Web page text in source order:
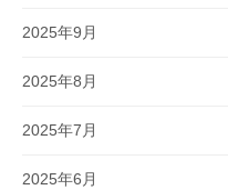
2025年9月
2025年8月
2025年7月
2025年6月